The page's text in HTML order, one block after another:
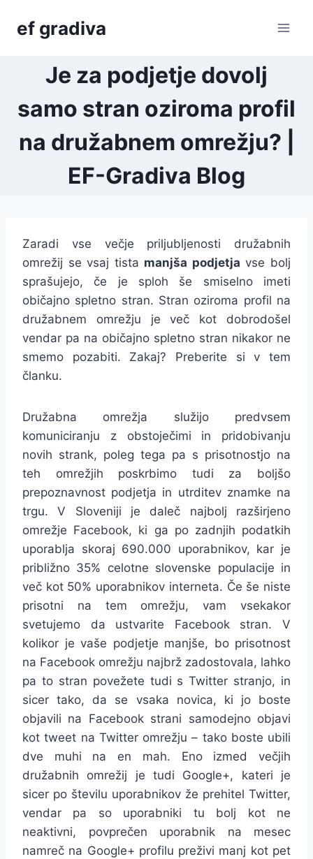
ef gradiva
Je za podjetje dovolj
samo stran oziroma profil
na družabnem omrežju? |
EF-Gradiva Blog
Zaradi vse večje priljubljenosti družabnih
omrežij se vsaj tista manjša podjetja vse bolj
sprašujejo, če je sploh še smiselno imeti
običajno spletno stran. Stran oziroma profil na
družabnem omrežju je več kot dobrodošel
vendar pa na običajno spletno stran nikakor ne
smemo pozabiti. Zakaj? Preberite si v tem
članku.
Družabna omrežja služijo predvsem
komuniciranju z obstoječimi in pridobivanju
novih strank, poleg tega pa s prisotnostjo na
teh omrežjih poskrbimo tudi za boljšo
prepoznavnost podjetja in utrditev znamke na
trgu. V Sloveniji je daleč najbolj razširjeno
omrežje Facebook, ki ga po zadnjih podatkih
uporablja skoraj 690.000 uporabnikov, kar je
približno 35% celotne slovenske populacije in
več kot 50% uporabnikov interneta. Če še niste
prisotni na tem omrežju, vam vsekakor
svetujemo da ustvarite Facebook stran. V
kolikor je vaše podjetje manjše, bo prisotnost
na Facebook omrežju najbrž zadostovala, lahko
pa to stran povežete tudi s Twitter stranjo, in
sicer tako, da se vsaka novica, ki jo boste
objavili na Facebook strani samodejno objavi
kot tweet na Twitter omrežju – tako boste ubili
dve muhi na en mah. Eno izmed večjih
družabnih omrežij je tudi Google+, kateri je
sicer po številu uporabnikov že prehitel Twitter,
vendar pa so uporabniki tu bolj kot ne
neaktivni, povprečen uporabnik na mesec
namreč na Google+ profilu preživi manj kot pet